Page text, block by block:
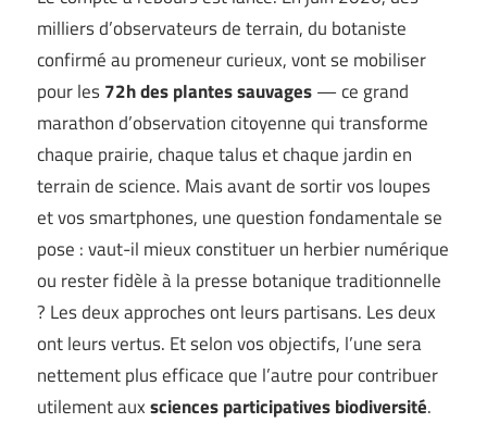
milliers d’observateurs de terrain, du botaniste
confirmé au promeneur curieux, vont se mobiliser
pour les72h des plantes sauvages— ce grand
marathon d’observation citoyenne qui transforme
chaque prairie, chaque talus et chaque jardin en
terrain de science. Mais avant de sortir vos loupes
et vos smartphones, une question fondamentale se
pose : vaut-il mieux constituer un herbier numérique
ou rester fidèle à la presse botanique traditionnelle
? Les deux approches ont leurs partisans. Les deux
ont leurs vertus. Et selon vos objectifs, l’une sera
nettement plus efficace que l’autre pour contribuer
utilement auxsciences participatives biodiversité.